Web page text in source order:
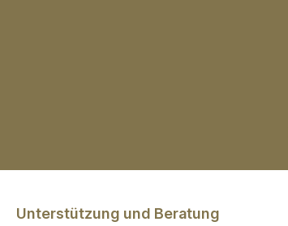
Unterstützung und Beratung